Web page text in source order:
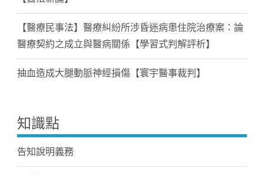
【醫療民事法】醫療糾紛所涉昏迷病患住院治療案：論
醫療契約之成立與醫病關係【學習式判解評析】
抽血造成大腿動脈神經損傷【寰宇醫事裁判】
知識點
告知說明義務